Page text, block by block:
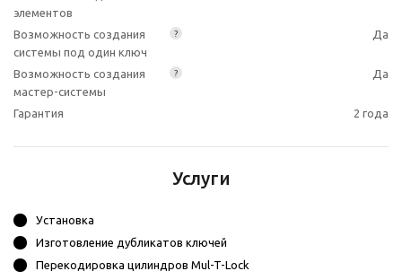
элементов
?
Возможность создания
системы под один ключ
Да
?
Возможность создания
мастер-системы
Да
Гарантия 2 года
Услуги
Установка
Изготовление дубликатов ключей
Перекодировка цилиндров Mul-T-Lock